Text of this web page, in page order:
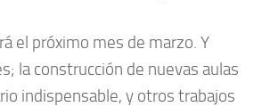
el próximo mes de marzo. Y
la construcción de nuevas aulas
indispensable, y otros trabajos